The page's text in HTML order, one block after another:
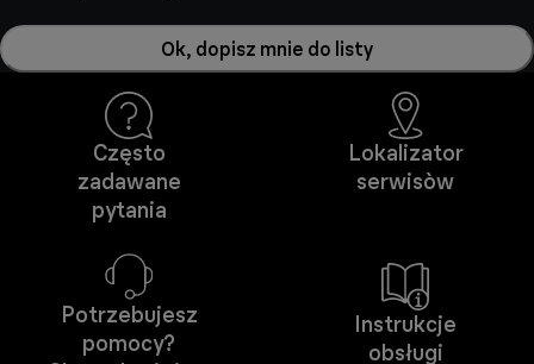
Ok, dopisz mnie do listy
Często
zadawane
pytania
Lokalizator
serwisòw
Potrzebujesz
pomocy?
Instrukcje
obsługi